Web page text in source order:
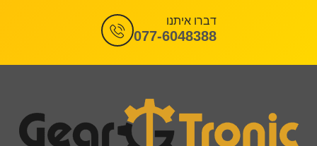
דברו איתנו
077-6048388